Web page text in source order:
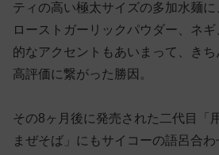
ティの高い極太サイズの多加水麺に
ローストガーリックパウダー、ネ
的なアクセントもあいまって、き
高評価に繋がった勝因。
その8ヶ月後に発売された二代目「
まぜそば」にもサイコーの語呂合